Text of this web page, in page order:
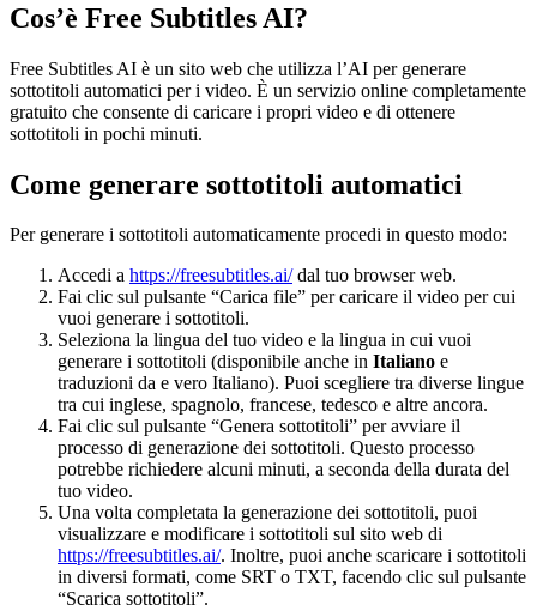
Cos’è Free Subtitles AI?
Free Subtitles AI è un sito web che utilizza l’AI per generare
sottotitoli automatici per i video. È un servizio online completamente
gratuito che consente di caricare i propri video e di ottenere
sottotitoli in pochi minuti.
Come generare sottotitoli automatici
Per generare i sottotitoli automaticamente procedi in questo modo:
Accedi a https://freesubtitles.ai/dal tuo browser web.
Fai clic sul pulsante “Carica file” per caricare il video per cui
vuoi generare i sottotitoli.
Seleziona la lingua del tuo video e la lingua in cui vuoi
generare i sottotitoli (disponibile anche in Italiano e
traduzioni da e vero Italiano). Puoi scegliere tra diverse lingue
tra cui inglese, spagnolo, francese, tedesco e altre ancora.
Fai clic sul pulsante “Genera sottotitoli” per avviare il
processo di generazione dei sottotitoli. Questo processo
potrebbe richiedere alcuni minuti, a seconda della durata del
tuo video.
Una volta completata la generazione dei sottotitoli, puoi
visualizzare e modificare i sottotitoli sul sito web di
https://freesubtitles.ai/. Inoltre, puoi anche scaricare i sottotitoli
in diversi formati, come SRT o TXT, facendo clic sul pulsante
“Scarica sottotitoli”.